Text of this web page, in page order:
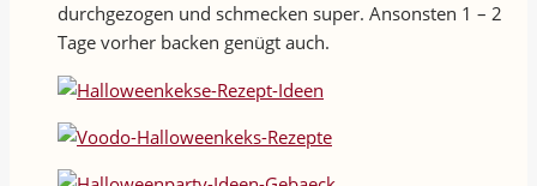
durchgezogen und schmecken super. Ansonsten 1 – 2
Tage vorher backen genügt auch.